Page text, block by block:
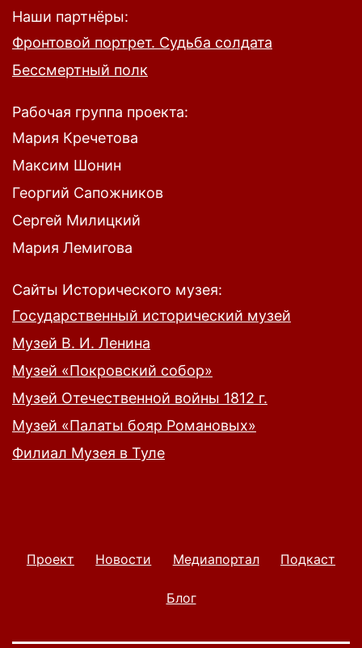
Наши партнёры:
Фронтовой портрет. Судьба солдата
Бессмертный полк
Рабочая группа проекта:
Мария Кречетова
Максим Шонин
Георгий Сапожников
Сергей Милицкий
Мария Лемигова
Сайты Исторического музея:
Государственный исторический музей
Музей В. И. Ленина
Музей «Покровский собор»
Музей Отечественной войны 1812 г.
Музей «Палаты бояр Романовых»
Филиал Музея в Туле
Проект Новости Медиапортал Подкаст
Блог